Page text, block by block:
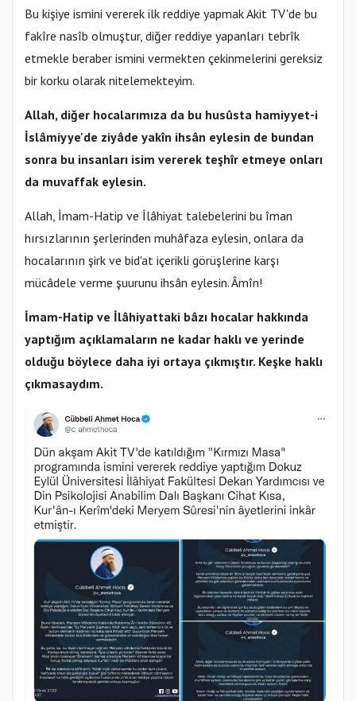
Bu kişiye ismini vererek ilk reddiye yapmak Akit TV'de bu
fakîre nasîb olmuştur, diğer reddiye yapanları tebrîk
etmekle beraber ismini vermekten çekinmelerini gereksiz
bir korku olarak nitelemekteyim.
Allah, diğer hocalarımıza da bu husûsta hamiyyet-i
İslâmiyye'de ziyâde yakîn ihsân eylesin de bundan
sonra bu insanları isim vererek teşhîr etmeye onları
da muvaffak eylesin.
Allah, İmam-Hatip ve İlâhiyat talebelerini bu îman
hırsızlarının şerlerinden muhâfaza eylesin, onlara da
hocalarının şirk ve bid'at içerikli görüşlerine karşı
mücâdele verme şuurunu ihsân eylesin. Âmîn!
İmam-Hatip ve İlâhiyattaki bâzı hocalar hakkında
yaptığım açıklamaların ne kadar haklı ve yerinde
olduğu böylece daha iyi ortaya çıkmıştır. Keşke haklı
çıkmasaydım.